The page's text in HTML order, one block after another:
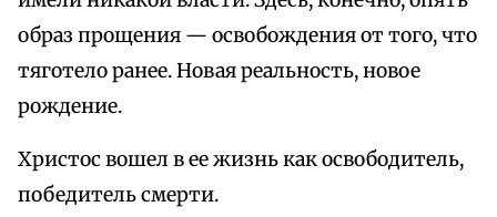
образ прощения — освобождения от того, что
тяготело ранее. Новая реальность, новое
рождение.
Христос вошел в ее жизнь как освободитель,
победитель смерти.